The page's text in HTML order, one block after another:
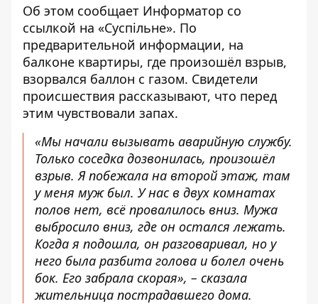
Об этом сообщает Информатор со
ссылкой на «Суспільне». По
предварительной информации, на
балконе квартиры, где произошёл взрыв,
взорвался баллон с газом. Свидетели
происшествия рассказывают, что перед
этим чувствовали запах.
«Мы начали вызывать аварийную службу.
Только соседка дозвонилась, произошёл
взрыв. Я побежала на второй этаж, там
у меня муж был. У нас в двух комнатах
полов нет, всё провалилось вниз. Мужа
выбросило вниз, где он остался лежать.
Когда я подошла, он разговаривал, но у
него была разбита голова и болел очень
бок. Его забрала скорая», – сказала
жительница пострадавшего дома.